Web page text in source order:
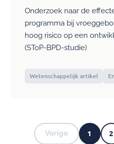
Onderzoek naar de
programma bij
hoog risico op een
(SToP-BPD-studie)
Wetenschappelijk artikel
Vorige
Vorige
Huidige
1 2